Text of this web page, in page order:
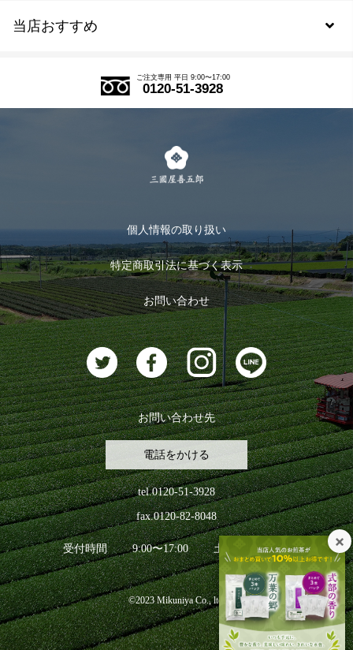
当店おすすめ
式部の香りシリーズ
お茶のギフト
おすすめのお茶
お茶に合うスイーツ
会員規約について
ログイン
ログアウト
ご注文専用 平日 9:00〜17:00
0120-51-3928
個人情報の取り扱い
特定商取引法に基づく表示
お問い合わせ
お問い合わせ先
電話をかける
tel.0120-51-3928
fax.0120-82-8048
受付時間 9:00〜17:00 土日祝日を除く
©2023 Mikuniya Co., ltd.